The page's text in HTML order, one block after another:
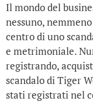
Il mondo del
nessuno,
centro di uno
e metrimoniale.
registrando,
scandalo di Tiger
stati registrati nel